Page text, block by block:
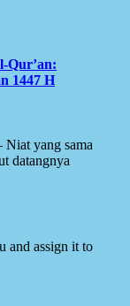
Qur’an:
1447 H
Niat yang sama
datangnya
and assign it to